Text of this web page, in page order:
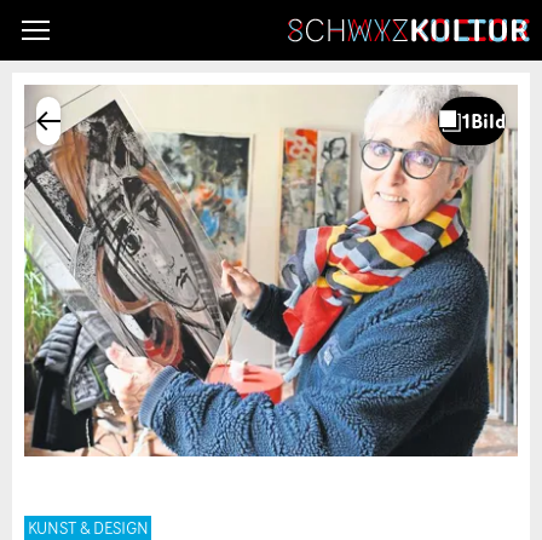
KUNST & DESIGN